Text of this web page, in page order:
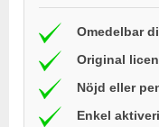
Omedelbar
Original
Nöjd eller
Enkel